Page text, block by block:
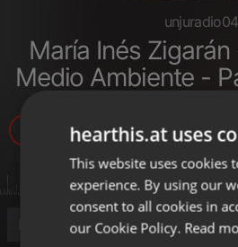
unjuradio04
María Inés
Medio Ambiente -
hearthis.at uses
This website uses cookies
experience. By using our
consent to all cookies in
our Cookie Policy. Read